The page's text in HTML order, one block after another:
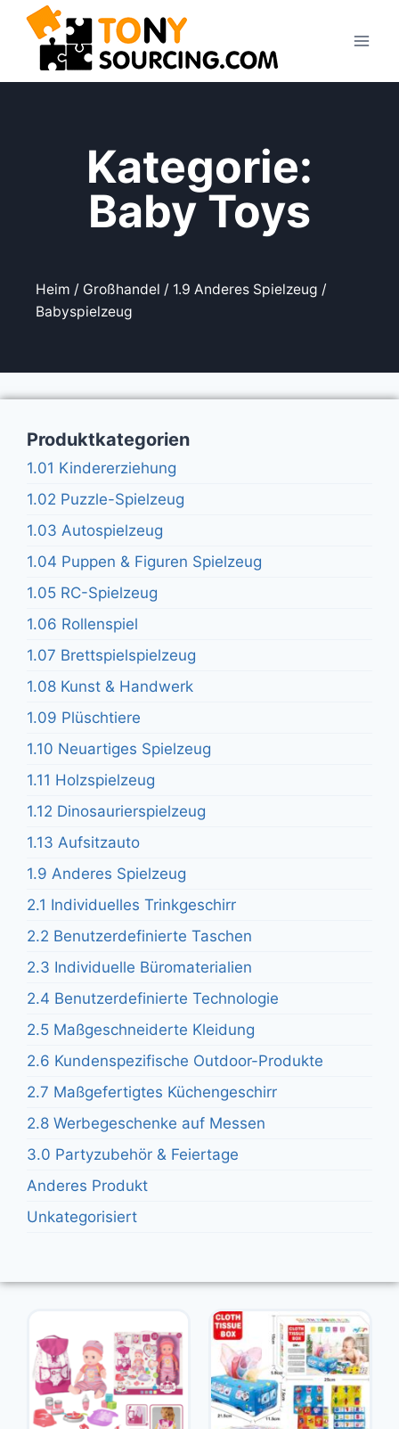
Kategorie:
Baby Toys
Heim / Großhandel / 1.9 Anderes Spielzeug /
Babyspielzeug
Produktkategorien
1.01 Kindererziehung
1.02 Puzzle-Spielzeug
1.03 Autospielzeug
1.04 Puppen & Figuren Spielzeug
1.05 RC-Spielzeug
1.06 Rollenspiel
1.07 Brettspielspielzeug
1.08 Kunst & Handwerk
1.09 Plüschtiere
1.10 Neuartiges Spielzeug
1.11 Holzspielzeug
1.12 Dinosaurierspielzeug
1.13 Aufsitzauto
1.9 Anderes Spielzeug
2.1 Individuelles Trinkgeschirr
2.2 Benutzerdefinierte Taschen
2.3 Individuelle Büromaterialien
2.4 Benutzerdefinierte Technologie
2.5 Maßgeschneiderte Kleidung
2.6 Kundenspezifische Outdoor-Produkte
2.7 Maßgefertigtes Küchengeschirr
2.8 Werbegeschenke auf Messen
3.0 Partyzubehör & Feiertage
Anderes Produkt
Unkategorisiert